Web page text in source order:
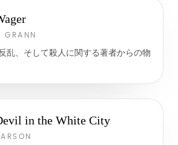
GRANN
乱、そして殺人に関する著者からの物
in the White City